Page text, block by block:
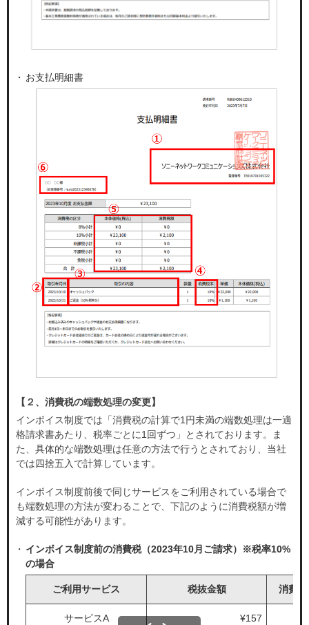
お支払明細書
【２、消費税の端数処理の変更】
インボイス制度では「消費税の計算で1円未満の端数処理は一適
格請求書あたり、税率ごとに1回ずつ」とされております。ま
た、具体的な端数処理は任意の方法で行うとされており、当社
では四捨五入で計算しています。
インボイス制度前後で同じサービスをご利用されている場合で
も端数処理の方法が変わることで、下記のように消費税額が増
減する可能性があります。
インボイス制度前の消費税（2023年10月ご請求）※税率10%
の場合
ご利用サービス 税抜金額 消費
サービスA ¥157